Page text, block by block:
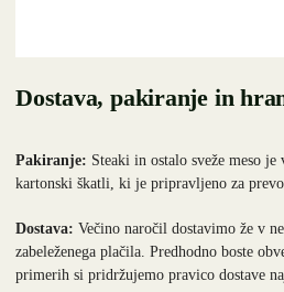
Dostava, pakiranje in
Pakiranje: Steaki in ostalo sveže meso
kartonski škatli, ki je pripravljeno za
Dostava: Večino naročil dostavimo že v
zabeleženega plačila. Predhodno boste
primerih si pridržujemo pravico dostave